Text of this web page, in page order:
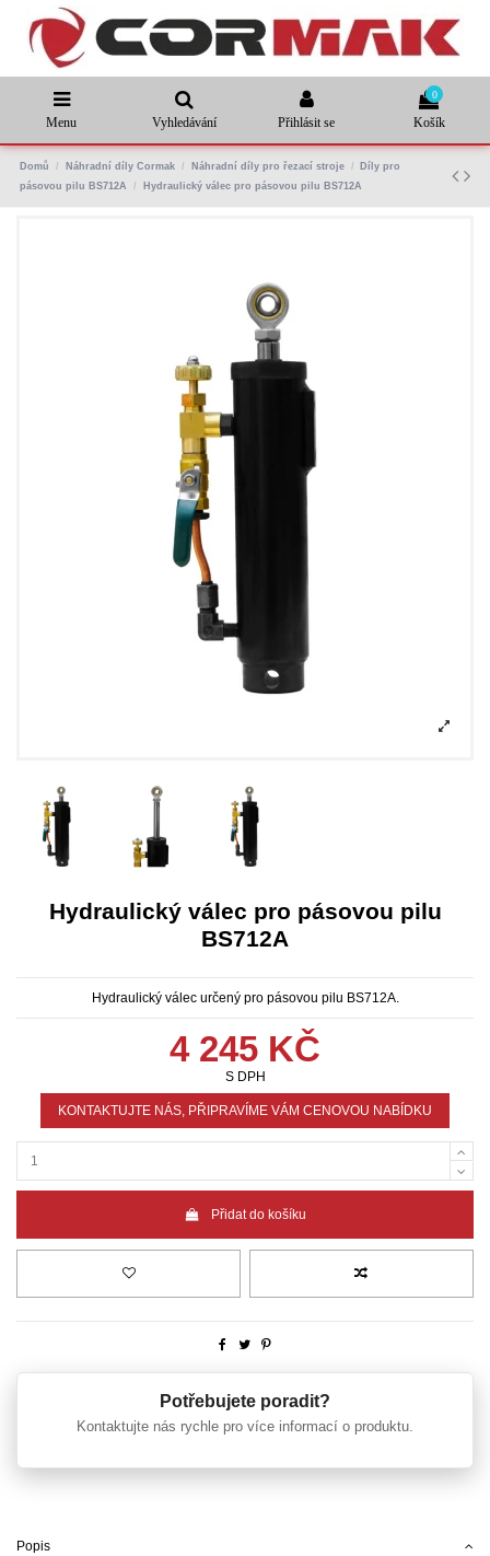
Menu Vyhledávání Přihlásit se
0
Košík
Domů Náhradní díly Cormak Náhradní díly pro řezací stroje
Díly pro
pásovou pilu BS712A
Hydraulický válec pro pásovou pilu BS712A
Hydraulický válec pro pásovou pilu
BS712A
Hydraulický válec určený pro pásovou pilu BS712A.
4 245 KČ
S DPH
KONTAKTUJTE NÁS, PŘIPRAVÍME VÁM CENOVOU NABÍDKU
Přidat do košíku
Potřebujete poradit?
Kontaktujte nás rychle pro více informací o produktu.
Popis